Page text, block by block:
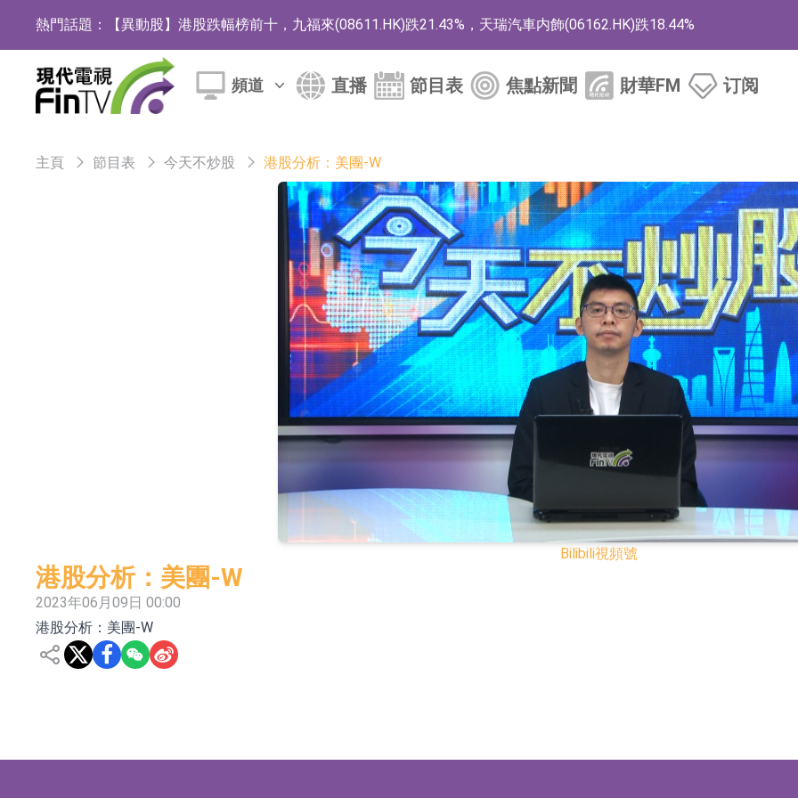
熱門話題： 【異動股】港股跌幅榜前十，九福來(08611.HK)跌21.43%，天瑞汽車内飾(06162.HK)跌18.44%
【異動股】港股漲幅榜前十，佳明集團控股(01271.HK)漲+78.22%，拿森科技(02261.HK)漲+64.11%
斯迪克：公司為國內摺疊屏核心功能材料供應商
聚辰股份：公司VPD芯片已順利通過目標客戶的測試認證
上期所：7月份對11個實際控制關系賬戶組採取限制開倉的監管措施
特發服務：成功中標嗶哩嗶哩上海濱江總部物業服務項目
亞太股份：公司是零跑汽車和Stellantis集團的供應商
理工雷科面向邊緣AI場景推出"山海"系列智算模組 系列產品基於國產CPU與GPU構建
【異動股】醫療研發外包板塊拉升，博騰股份(300363.CN)漲20.02%
依米康：海外交付以東南亞、中東市場為主 並已取得歐美相關認證
上交所：財通多策略福鑫定期開放靈活配置混合型發起式證券投資基金臨時停牌
上交所：景順長城全球半導體芯片產業股票型證券投資基金臨時停牌
【異動股】港股跌幅榜前十，卡森國際(00496.HK)跌22.40%，九福來(08611.HK)跌21.01%
【異動股】港股漲幅榜前十，拿森科技(02261.HK)漲+75.05%，辰興發展(02286.HK)漲+64.91%
神火股份：新疆神火鋁水轉化率已100%
【異動股】焦炭Ⅲ板塊下挫，陝西黑貓(601015.CN)跌8.38%
浙江證監局對財通證券股份有限公司採取出具警示函措施
頻道 直播 節目表 焦點新聞 財華FM 订阅
主頁 節目表 今天不炒股 港股分析：美團-W
Bilibili視頻號
港股分析：美團-W
2023年06月09日 00:00
港股分析：美團-W